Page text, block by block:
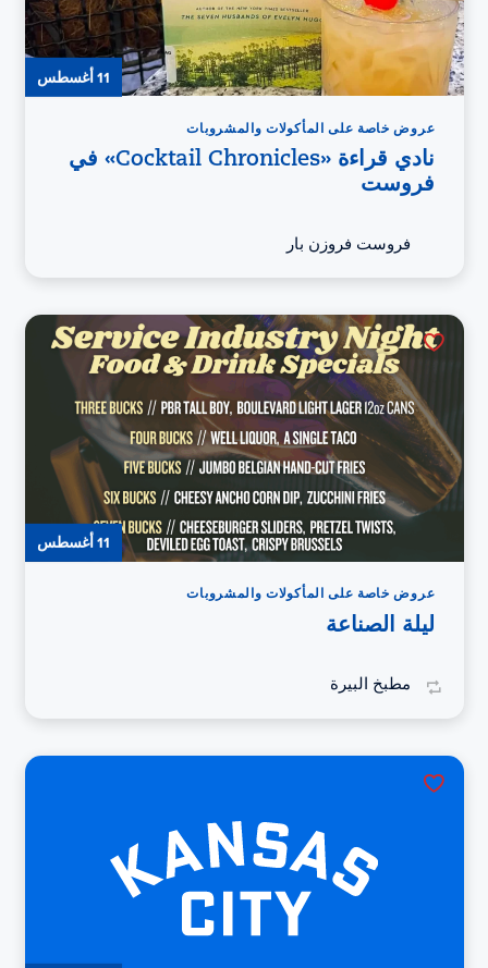
11 أغسطس
عروض خاصة على المأكولات والمشروبات
نادي قراءة «Cocktail Chronicles» في
فروست
فروست فروزن بار
11 أغسطس
عروض خاصة على المأكولات والمشروبات
ليلة الصناعة
مطبخ البيرة